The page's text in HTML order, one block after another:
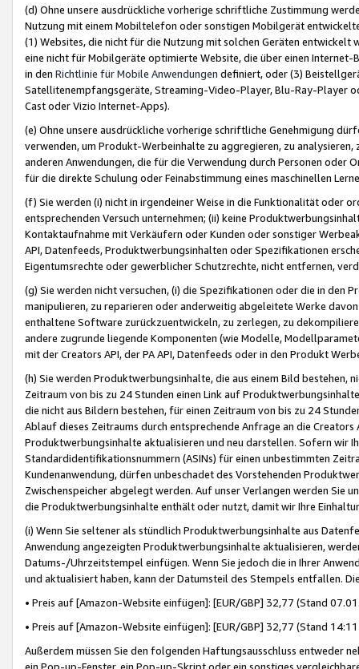
(d) Ohne unsere ausdrückliche vorherige schriftliche Zustimmung
Nutzung mit einem Mobiltelefon oder sonstigen Mobilgerät
(1) Websites, die nicht für die Nutzung mit solchen Geräten
eine nicht für Mobilgeräte optimierte Website, die über einen
in den Richtlinie für Mobile Anwendungen definiert, oder (3)
Satellitenempfangsgeräte, Streaming-Video-Player, Blu-Ray-Player
Cast oder Vizio Internet-Apps).
(e) Ohne unsere ausdrückliche vorherige schriftliche Genehmigung
verwenden, um Produkt-Werbeinhalte zu aggregieren, zu
anderen Anwendungen, die für die Verwendung durch Personen
für die direkte Schulung oder Feinabstimmung eines maschinellen
(f) Sie werden (i) nicht in irgendeiner Weise in die Funktionalität oder
entsprechenden Versuch unternehmen; (ii) keine
Kontaktaufnahme mit Verkäufern oder Kunden oder sonstiger
API, Datenfeeds, Produktwerbungsinhalten oder Spezifikationen
Eigentumsrechte oder gewerblicher Schutzrechte, nicht entfernen,
(g) Sie werden nicht versuchen, (i) die Spezifikationen oder die in
manipulieren, zu reparieren oder anderweitig abgeleitete Werke
enthaltene Software zurückzuentwickeln, zu zerlegen, zu
andere zugrunde liegende Komponenten (wie Modelle,
mit der Creators API, der PA API, Datenfeeds oder in den Produkt
(h) Sie werden Produktwerbungsinhalte, die aus einem Bild bestehen,
Zeitraum von bis zu 24 Stunden einen Link auf
die nicht aus Bildern bestehen, für einen Zeitraum von bis zu 24
Ablauf dieses Zeitraums durch entsprechende Anfrage an die
Produktwerbungsinhalte aktualisieren und neu darstellen. Sofern wir
Standardidentifikationsnummern (ASINs) für einen unbestimmten
Kundenanwendung, dürfen unbeschadet des Vorstehenden
Zwischenspeicher abgelegt werden. Auf unser Verlangen werden Sie
die Produktwerbungsinhalte enthält oder nutzt, damit wir Ihre
(i) Wenn Sie seltener als stündlich Produktwerbungsinhalte aus
Anwendung angezeigten Produktwerbungsinhalte aktualisieren,
Datums-/Uhrzeitstempel einfügen. Wenn Sie jedoch die in Ihrer
und aktualisiert haben, kann der Datumsteil des Stempels entfallen.
• Preis auf [Amazon-Website einfügen]: [EUR/GBP] 32,77 (Stand
• Preis auf [Amazon-Website einfügen]: [EUR/GBP] 32,77 (Stand
Außerdem müssen Sie den folgenden Haftungsausschluss entweder
ein Pop-up-Fenster, ein Pop-up-Skript oder ein sonstiges